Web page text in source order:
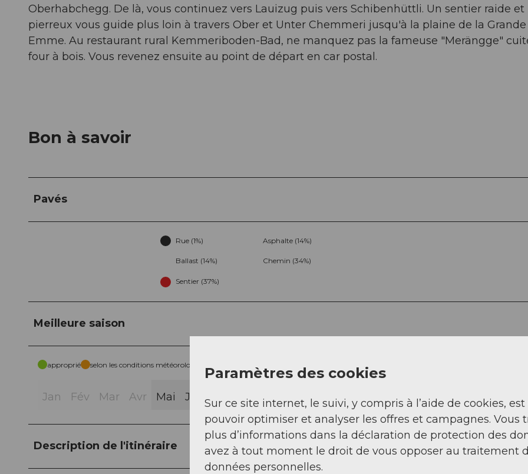
Oberhabchegg. De là, vous continuez vers Lauizug puis vers Schibenhüttli. Un sentier raide et
pierreux vous guide plus loin à travers Ober et Unter Chemmeri jusqu'à la plaine de la Grande
Emme. Au restaurant rural Kemmeriboden-Bad, ne manquez pas la fameuse "Merängge"
four à bois. Vous revenez ensuite au point de départ en car postal.
Bon à savoir
Pavés
Rue (1%) Asphalte (14%)
Ballast (14%) Chemin (34%)
Sentier (37%)
Meilleure saison
approprié selon les conditions météorologiques
Jan Fév Mar Avr Mai Jui Jui Aoû Sep Oct Nov
Description de l'itinéraire
Paramètres des cookies
Sur ce site internet, le suivi, y compris à l’aide de cookies,
pouvoir optimiser et analyser les offres et campagnes. Vous
plus d’informations dans la déclaration de protection des
avez à tout moment le droit de vous opposer au traitement
données personnelles.